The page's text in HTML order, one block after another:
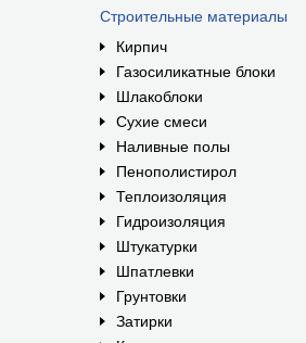
Строительные материалы
Кирпич
Газосиликатные блоки
Шлакоблоки
Сухие смеси
Наливные полы
Пенополистирол
Теплоизоляция
Гидроизоляция
Штукатурки
Шпатлевки
Грунтовки
Затирки